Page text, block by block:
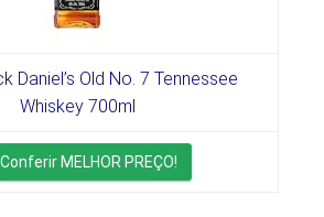
Daniel’s Old No. 7 Tennessee
Whiskey 700ml
Conferir MELHOR PREÇO!